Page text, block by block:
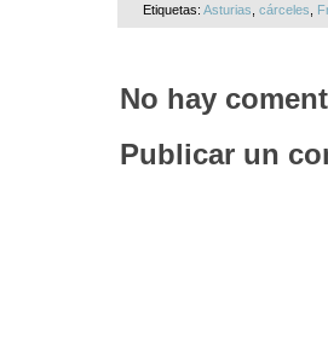
Etiquetas: Asturias cárceles
No hay
Publicar un